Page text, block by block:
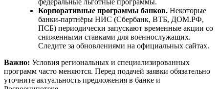
Корпоративные программы банков. Некоторые
банки-партнёры НИС (Сбербанк, ВТБ, ДОМ.РФ,
ПСБ) периодически запускают временные акции со
сниженными ставками для военнослужащих.
Следите за обновлениями на официальных сайтах.
Важно: Условия региональных и специализированных
программ часто меняются. Перед подачей заявки обязательно
уточните актуальность предложения в банке и